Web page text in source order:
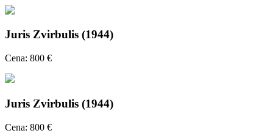
Juris Zvirbulis (1944)
Cena: 800 €
Juris Zvirbulis (1944)
Cena: 800 €